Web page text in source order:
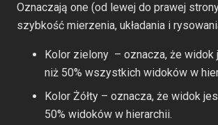
Oznaczają one (od lewej do prawej
szybkość mierzenia, układania i
Kolor zielony – oznacza, że
niż 50% wszystkich widoków w
Kolor Żółty – oznacza, że widok
50% widoków w hierarchii.